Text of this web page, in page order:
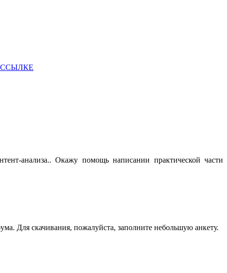
анализа.. Окажу помощь написании практической части
Для скачивания, пожалуйста, заполните небольшую анкету.